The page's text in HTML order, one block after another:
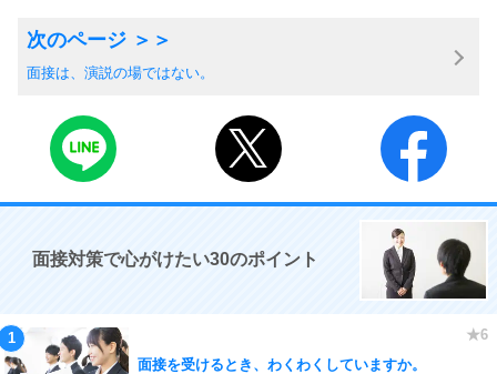
面接は、演説の場ではない。
面接対策で心がけたい30のポイント
面接を受けるとき、わくわくしていますか。